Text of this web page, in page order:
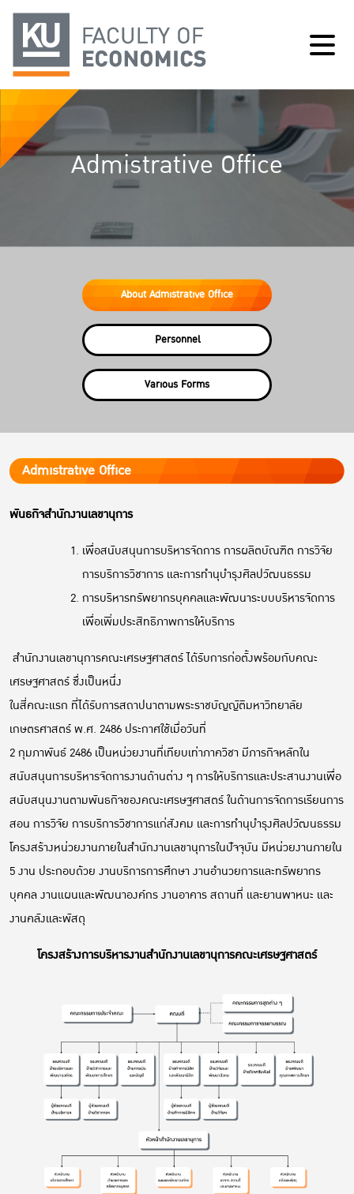
Admistrative Office
About Admistrative Office
Personnel
Various Forms
Admistrative Office
พันธกิจสำนักงานเลขานุการ
เพื่อสนับสนุนการบริหารจัดการ การผลิตบัณฑิต การวิจัย
การบริการวิชาการ และการทำนุบำรุงศิลปวัฒนธรรม
การบริหารทรัพยากรบุคคลและพัฒนาระบบบริหารจัดการ
เพื่อเพิ่มประสิทธิภาพการให้บริการ
สำนักงานเลขานุการคณะเศรษฐศาสตร์ ได้รับการก่อตั้งพร้อมกับคณะ
เศรษฐศาสตร์ ซึ่งเป็นหนึ่ง
ในสี่คณะแรก ที่ได้รับการสถาปนาตามพระราชบัญญัติมหาวิทยาลัย
เกษตรศาสตร์ พ.ศ. 2486 ประกาศใช้เมื่อวันที่
2 กุมภาพันธ์ 2486 เป็นหน่วยงานที่เทียบเท่าภาควิชา มีภารกิจหลักใน
สนับสนุนการบริหารจัดการงานด้านต่าง ๆ การให้บริการและประสานงานเพื่อ
สนับสนุนงานตามพันธกิจของคณะเศรษฐศาสตร์ ในด้านการจัดการเรียนการ
สอน การวิจัย การบริการวิชาการแก่สังคม และการทำนุบำรุงศิลปวัฒนธรรม
โครงสร้างหน่วยงานภายในสำนักงานเลขานุการในปัจจุบัน มีหน่วยงานภายใน
5 งาน ประกอบด้วย งานบริการการศึกษา งานอำนวยการและทรัพยากร
บุคคล งานแผนและพัฒนาองค์กร งานอาคาร สถานที่ และยานพาหนะ และ
งานคลังและพัสดุ
โครงสร้างการบริหารงานสำนักงานเลขานุการคณะเศรษฐศาสตร์